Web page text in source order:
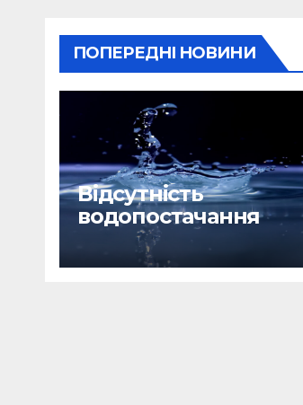
ПОПЕРЕДНІ НОВИНИ
Відсутність
водопостачання
29.06.26